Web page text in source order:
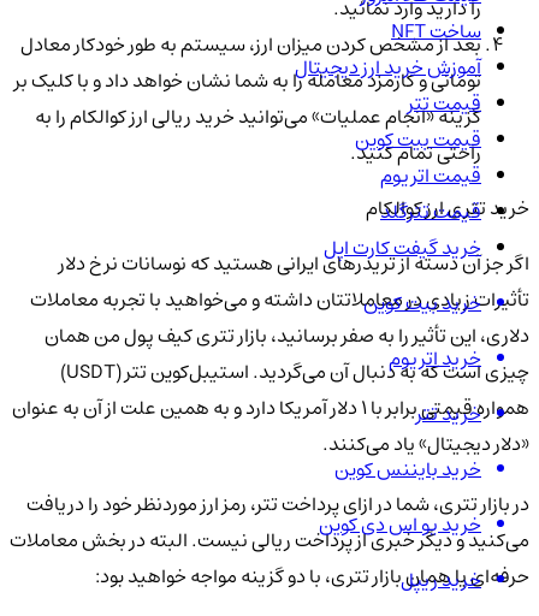
را دارید وارد نمائید.
بعد از مشخص کردن میزان ارز، سیستم به طور خودکار معادل
تومانی و کارمزد معامله را به شما نشان خواهد داد و با کلیک بر
گزینه «انجام عملیات» می‌توانید خرید ریالی ارز کوالکام را به
راحتی تمام کنید.
خرید تتری ارز کوالکام
اگر جز آن دسته از تریدرهای ایرانی هستید که نوسانات نرخ دلار
تأثیرات زیادی در معاملاتتان داشته و می‌خواهید با تجربه معاملات
دلاری، این تأثیر را به صفر برسانید، بازار تتری کیف پول من همان
چیزی است که به دنبال آن می‌گردید. استیبل‌کوین تتر (USDT)
همواره قیمتی برابر با 1 دلار آمریکا دارد و به همین علت از آن به عنوان
«دلار دیجیتال» یاد می‌کنند.
در بازار تتری، شما در ازای پرداخت تتر، رمز ارز موردنظر خود را دریافت
می‌کنید و دیگر خبری از پرداخت ریالی نیست. البته در بخش معاملات
حرفه‌ای یا همان بازار تتری، با دو گزینه مواجه خواهید بود:
ساخت NFT
آموزش خرید ارز دیجیتال
قیمت تتر
قیمت بیت کوین
قیمت اتریوم
قیمت تترگلد
خرید گیفت کارت اپل
خرید بیت کوین
خرید اتریوم
خرید تتر
خرید بایننس کوین
خرید یو اس دی کوین
خرید ریپل